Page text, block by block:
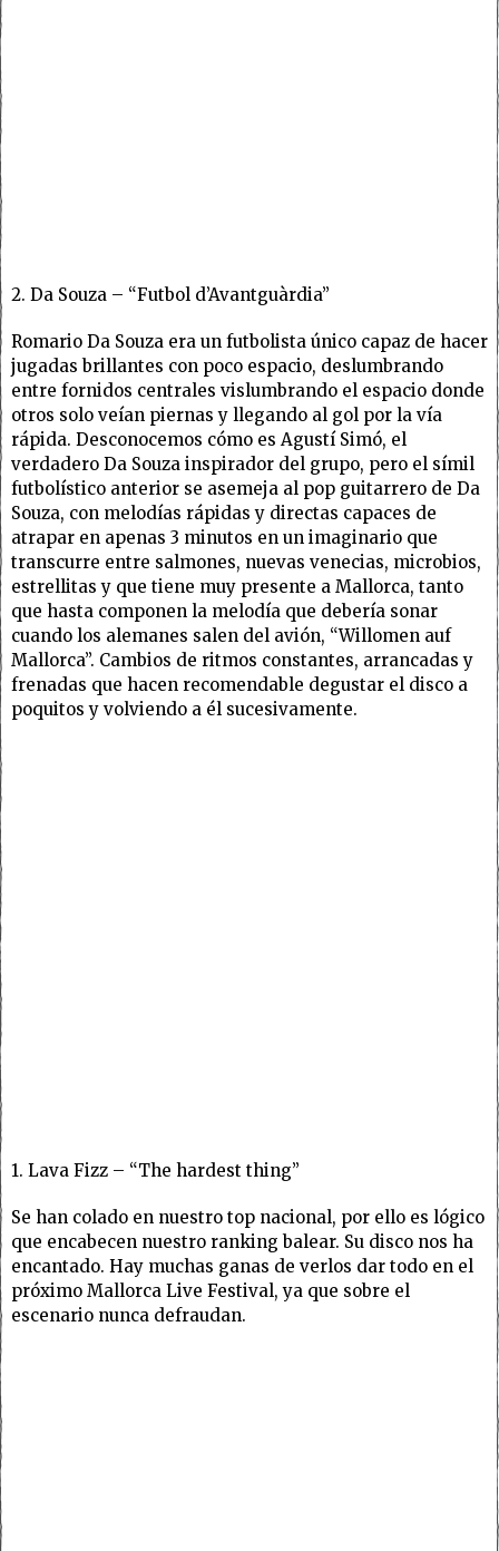
2. Da Souza – “Futbol d’Avantguàrdia”
Romario Da Souza era un futbolista único capaz de hacer
jugadas brillantes con poco espacio, deslumbrando
entre fornidos centrales vislumbrando el espacio donde
otros solo veían piernas y llegando al gol por la vía
rápida. Desconocemos cómo es Agustí Simó, el
verdadero Da Souza inspirador del grupo, pero el símil
futbolístico anterior se asemeja al pop guitarrero de Da
Souza, con melodías rápidas y directas capaces de
atrapar en apenas 3 minutos en un imaginario que
transcurre entre salmones, nuevas venecias, microbios,
estrellitas y que tiene muy presente a Mallorca, tanto
que hasta componen la melodía que debería sonar
cuando los alemanes salen del avión, “Willomen auf
Mallorca”. Cambios de ritmos constantes, arrancadas y
frenadas que hacen recomendable degustar el disco a
poquitos y volviendo a él sucesivamente.
1. Lava Fizz – “The hardest thing”
Se han colado en nuestro top nacional, por ello es lógico
que encabecen nuestro ranking balear. Su disco nos ha
encantado. Hay muchas ganas de verlos dar todo en el
próximo Mallorca Live Festival, ya que sobre el
escenario nunca defraudan.